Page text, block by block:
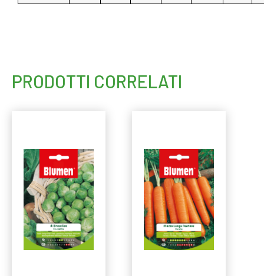
PRODOTTI CORRELATI